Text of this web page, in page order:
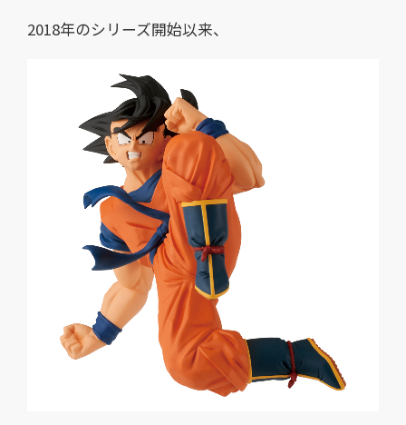
2018年のシリーズ開始以来、